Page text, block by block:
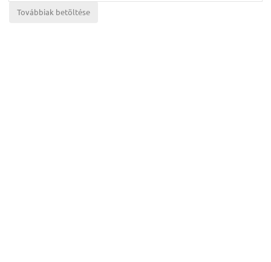
Továbbiak betöltése